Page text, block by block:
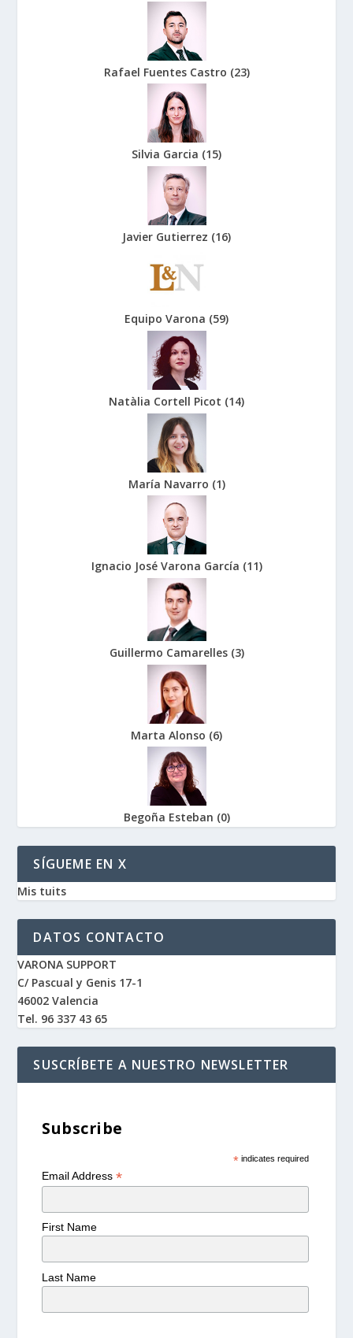
Rafael Fuentes Castro (23)
Silvia Garcia (15)
Javier Gutierrez (16)
Equipo Varona (59)
Natàlia Cortell Picot (14)
María Navarro (1)
Ignacio José Varona García (11)
Guillermo Camarelles (3)
Marta Alonso (6)
Begoña Esteban (0)
SÍGUEME EN X
Mis tuits
DATOS CONTACTO
VARONA SUPPORT
C/ Pascual y Genis 17-1
46002 Valencia
Tel. 96 337 43 65
SUSCRÍBETE A NUESTRO NEWSLETTER
Subscribe
*indicates required
Email Address*
First Name
Last Name